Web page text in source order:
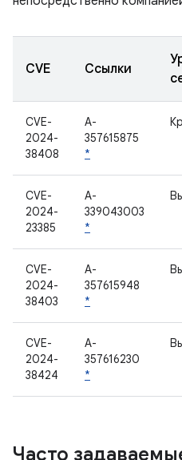
CVE Ссылки
CVE-
2024-
38408
A-
357615875
*
CVE-
2024-
23385
A-
339043003
*
CVE-
2024-
38403
A-
357615948
*
CVE-
2024-
38424
A-
357616230
*
Часто